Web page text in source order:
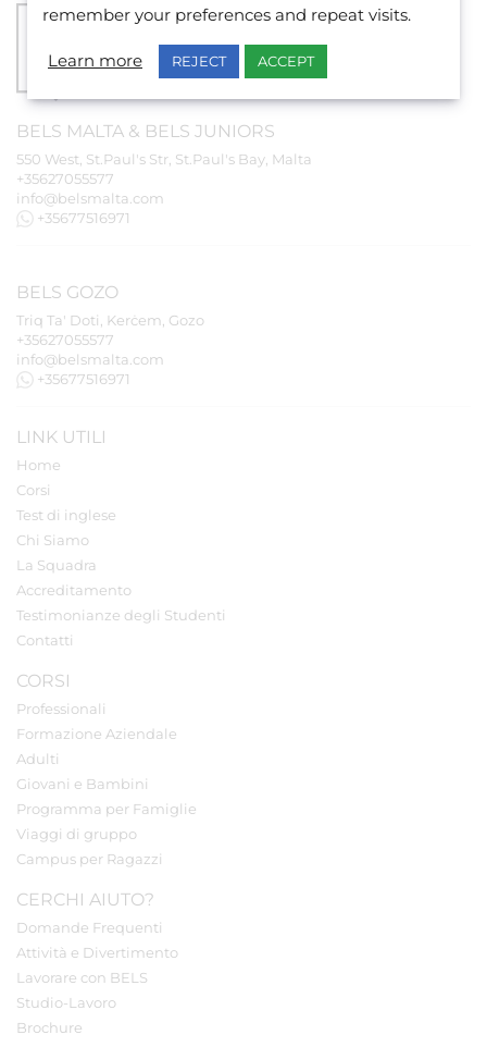
BELS MALTA & BELS JUNIORS
550 West, St.Paul's Str, St.Paul's Bay, Malta
+35627055577
info@belsmalta.com
+35677516971
BELS GOZO
Triq Ta' Doti, Kerċem, Gozo
+35627055577
info@belsmalta.com
+35677516971
LINK UTILI
Home
Corsi
Test di inglese
Chi Siamo
La Squadra
Accreditamento
Testimonianze degli Studenti
Contatti
CORSI
Professionali
Formazione Aziendale
Adulti
Giovani e Bambini
Programma per Famiglie
Viaggi di gruppo
Campus per Ragazzi
CERCHI AIUTO?
Domande Frequenti
Attività e Divertimento
Lavorare con BELS
Studio-Lavoro
Brochure
remember your preferences and repeat visits.
Learn more REJECT ACCEPT